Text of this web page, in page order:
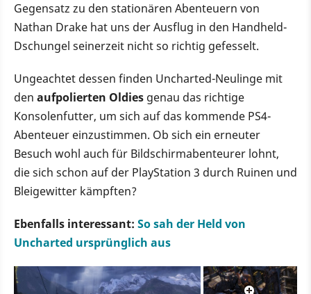
Gegensatz zu den stationären Abenteuern von
Nathan Drake hat uns der Ausflug in den Handheld-
Dschungel seinerzeit nicht so richtig gefesselt.
Ungeachtet dessen finden Uncharted-Neulinge mit
den aufpolierten Oldies genau das richtige
Konsolenfutter, um sich auf das kommende PS4-
Abenteuer einzustimmen. Ob sich ein erneuter
Besuch wohl auch für Bildschirmabenteurer lohnt,
die sich schon auf der PlayStation 3 durch Ruinen und
Bleigewitter kämpften?
Ebenfalls interessant: So sah der Held von
Uncharted ursprünglich aus